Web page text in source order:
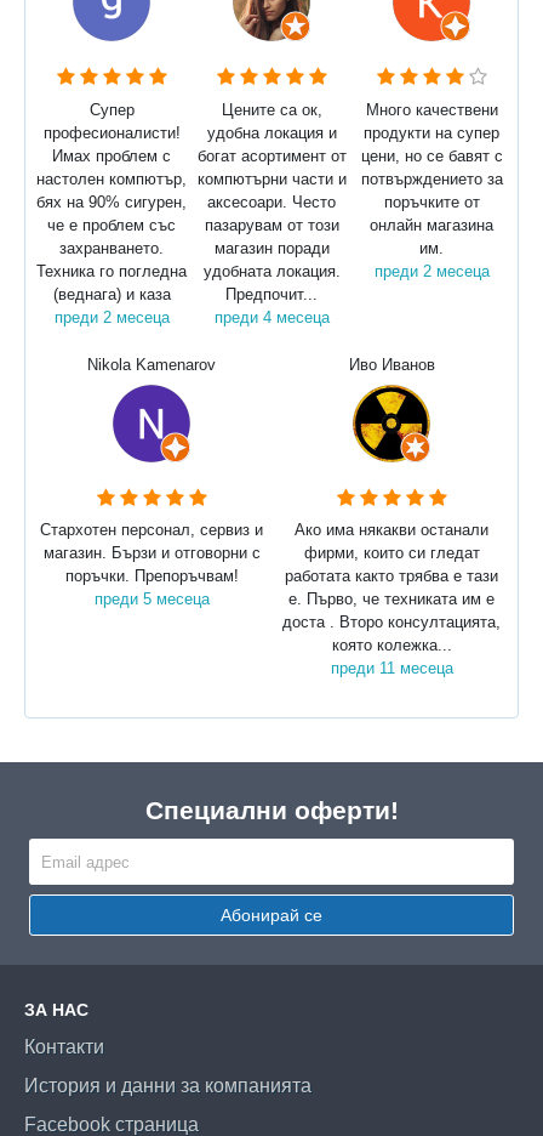
Супер
професионалисти!
Имах проблем с
настолен компютър,
бях на 90% сигурен,
че е проблем със
захранването.
Техника го погледна
(веднага) и каза
преди 2 месеца
Цените са ок,
удобна локация и
богат асортимент от
компютърни части и
аксесоари. Често
пазарувам от този
магазин поради
удобната локация.
Предпочит...
преди 4 месеца
Много качествени
продукти на супер
цени, но се бавят с
потвърждението за
поръчките от
онлайн магазина
им.
преди 2 месеца
Nikola Kamenarov
Стархотен персонал, сервиз и
магазин. Бързи и отговорни с
поръчки. Препоръчвам!
преди 5 месеца
Иво Иванов
Ако има някакви останали
фирми, които си гледат
работата както трябва е тази
е. Първо, че техниката им е
доста . Второ консултацията,
която колежка...
преди 11 месеца
Специални оферти!
Абонирай се
ЗА НАС
Контакти
История и данни за компанията
Facebook страница